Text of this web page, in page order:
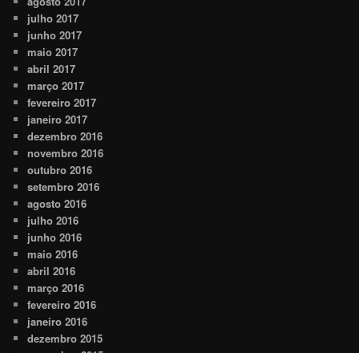
julho 2017
junho 2017
maio 2017
abril 2017
março 2017
fevereiro 2017
janeiro 2017
dezembro 2016
novembro 2016
outubro 2016
setembro 2016
agosto 2016
julho 2016
junho 2016
maio 2016
abril 2016
março 2016
fevereiro 2016
janeiro 2016
dezembro 2015